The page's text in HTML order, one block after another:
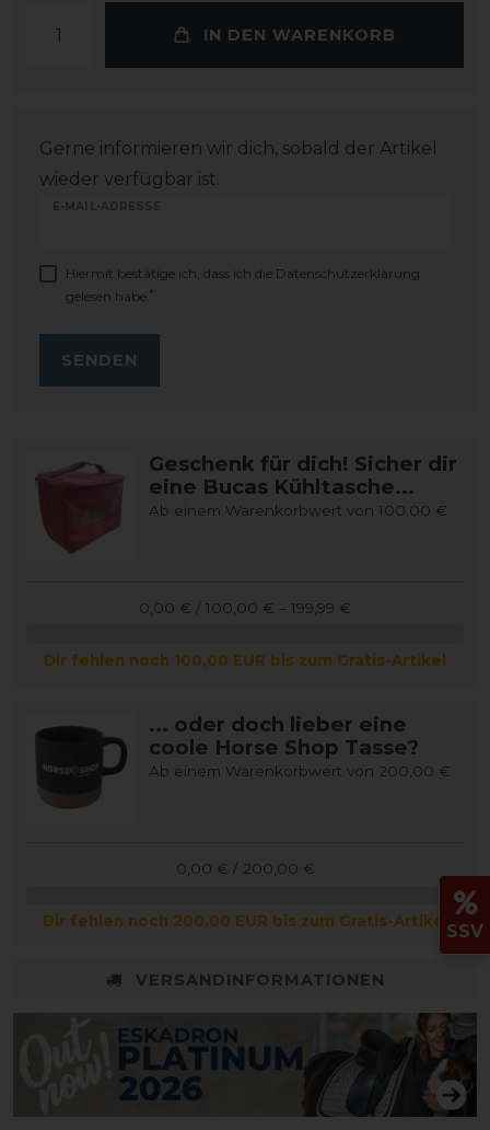
IN DEN WARENKORB
Gerne informieren wir dich, sobald der Artikel
wieder verfügbar ist.
E-MAIL-ADRESSE
Hiermit bestätige ich, dass ich die Daten­schutz­erklärung
gelesen habe. *
SENDEN
Geschenk für dich! Sicher dir
eine Bucas Kühltasche...
Ab einem Warenkorbwert von 100,00 €
0,00 € / 100,00 € – 199,99 €
Dir fehlen noch 100,00 EUR bis zum Gratis-Artikel
... oder doch lieber eine
coole Horse Shop Tasse?
Ab einem Warenkorbwert von 200,00 €
0,00 € / 200,00 €
Dir fehlen noch 200,00 EUR bis zum Gratis-Artikel
VERSANDINFORMATIONEN
SSV